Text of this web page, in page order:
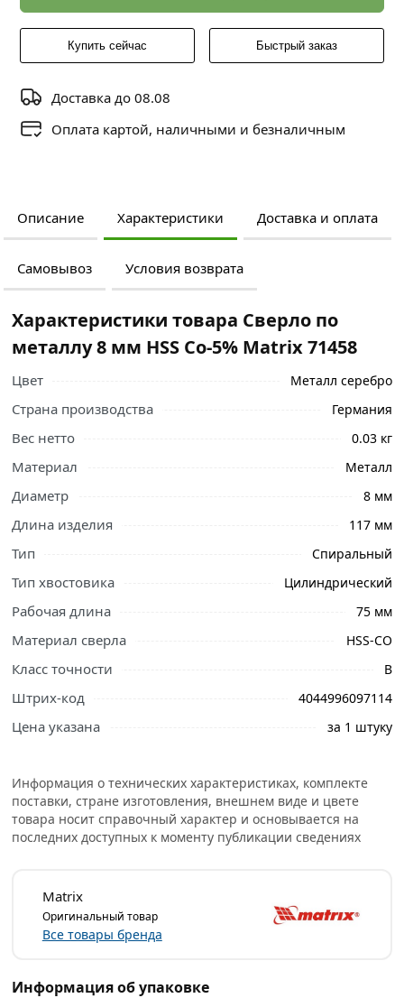
Купить сейчас Быстрый заказ
Доставка до 08.08
Оплата картой, наличными и безналичным
Описание Характеристики Доставка и оплата
Самовывоз Условия возврата
Ознакомьтесь с подробными характеристиками,
описанием и отзывами о товаре, чтобы сделать
профессиональные менеджеры обработают заказ и
свяжутся с Вами для согласования условий доставки
Условия доставки и цены на товар Сверло по металлу 8
мм HSS Co-5% Matriх 71458 из категорииСверла по
металлудействительны в Москве и области.
Характеристики товара Сверло по
металлу 8 мм HSS Co-5% Matriх 71458
Цвет Металл серебро
Страна производства Германия
Вес нетто 0.03 кг
Материал Металл
Диаметр 8 мм
Длина изделия 117 мм
Тип Спиральный
Тип хвостовика Цилиндрический
Рабочая длина 75 мм
Материал сверла HSS-CO
Класс точности В
Штрих-код 4044996097114
Цена указана за 1 штуку
Информация о технических характеристиках, комплекте
поставки, стране изготовления, внешнем виде и цвете
товара носит справочный характер и основывается на
последних доступных к моменту публикации сведениях
Matrix
Оригинальный товар
Все товары бренда
Информация об упаковке